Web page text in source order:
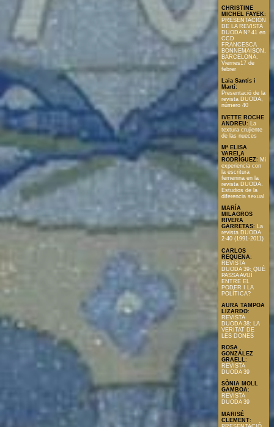
CHRISTINE
MICHEL FAYEK:
PRESENTACIÓN
DE LA REVISTA
DUODA Nº 41 en
CCD
FRANCESCA
BONNEMAISON,
BARCELONA.
Viernes17 de
febrer
Laia Santís i
Martí:
Presentació de la
revista DUODA,
número 40
IVETTE ROCHE
ANDREU:
La
textura crujiente
de las nueces
Mª ELISA
VARELA
RODRÍGUEZ: Mi
experiencia con
la escritura
femenina en la
revista DUODA.
Estudios de la
diferencia sexual
MARÍA
MILAGROS
RIVERA
GARRETAS: La
revista DUODA
2-40 (1991-2011)
CARLOS
REQUENA:
REVISTA
DUODA 39: QUÈ
PASSA AVUÍ
ENTRE EL
PODER I LA
POLÍTICA?
AURA TAMPOA
LIZARDO:
REVISTA
DUODA 38: LA
VERITAT DE
LES DONES
ROSA
GONZÁLEZ
GRAELL:
REVISTA
DUODA 39
SÒNIA MOLL
GAMBOA:
REVISTA
DUODA 39
MARISÉ
CLEMENT: